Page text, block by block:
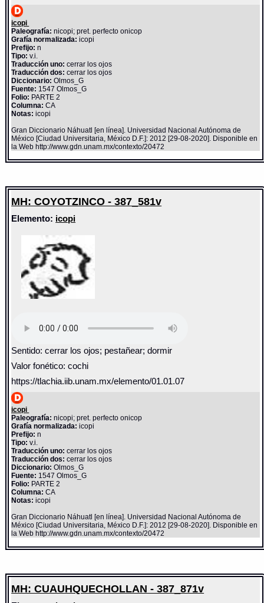
icopi
Paleografía: nicopi; pret. perfecto onicop
Grafía normalizada: icopi
Prefijo: n
Tipo: v.i.
Traducción uno: cerrar los ojos
Traducción dos: cerrar los ojos
Diccionario:Olmos_G
Fuente: 1547 Olmos_G
Folio: PARTE 2
Columna: CA
Notas: icopi
Gran Diccionario Náhuatl [en línea]. Universidad Nacional Autónoma de
México [Ciudad Universitaria, México D.F.]: 2012 [29-08-2020]. Disponible en
la Web http://www.gdn.unam.mx/contexto/20472
MH: COYOTZINCO - 387_581v
Elemento: icopi
Sentido: cerrar los ojos; pestañear; dormir
Valor fonético: cochi
https://tlachia.iib.unam.mx/elemento/01.01.07
icopi
Paleografía: nicopi; pret. perfecto onicop
Grafía normalizada: icopi
Prefijo: n
Tipo: v.i.
Traducción uno: cerrar los ojos
Traducción dos: cerrar los ojos
Diccionario:Olmos_G
Fuente: 1547 Olmos_G
Folio: PARTE 2
Columna: CA
Notas: icopi
Gran Diccionario Náhuatl [en línea]. Universidad Nacional Autónoma de
México [Ciudad Universitaria, México D.F.]: 2012 [29-08-2020]. Disponible en
la Web http://www.gdn.unam.mx/contexto/20472
MH: CUAUHQUECHOLLAN - 387_871v